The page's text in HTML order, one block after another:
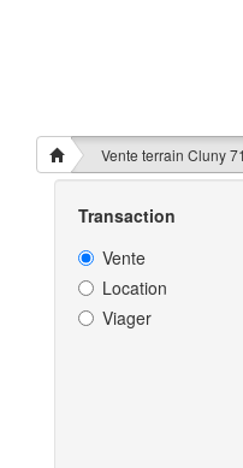
Vente terrain Cluny
Transaction
Vente
Location
Viager